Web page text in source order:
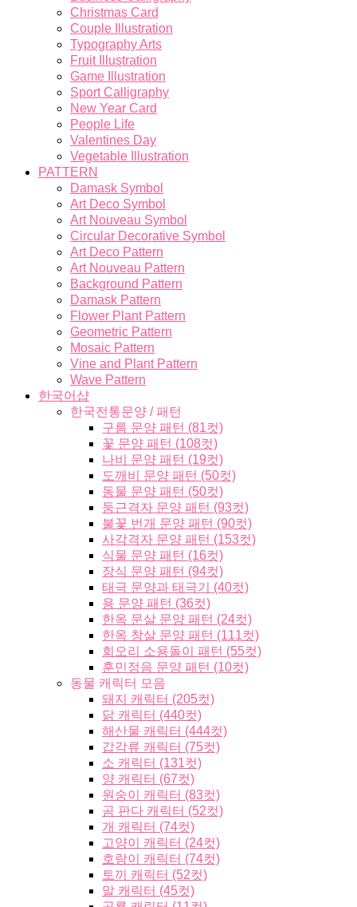
Christmas Card
Couple Illustration
Typography Arts
Fruit Illustration
Game Illustration
Sport Calligraphy
New Year Card
People Life
Valentines Day
Vegetable Illustration
PATTERN
Damask Symbol
Art Deco Symbol
Art Nouveau Symbol
Circular Decorative Symbol
Art Deco Pattern
Art Nouveau Pattern
Background Pattern
Damask Pattern
Flower Plant Pattern
Geometric Pattern
Mosaic Pattern
Vine and Plant Pattern
Wave Pattern
한국어샵
한국전통문양 / 패턴
구름 문양 패턴 (81컷)
꽃 문양 패턴 (108컷)
나비 문양 패턴 (19컷)
도깨비 문양 패턴 (50컷)
동물 문양 패턴 (50컷)
둥근격자 문양 패턴 (93컷)
불꽃 번개 문양 패턴 (90컷)
사각격자 문양 패턴 (153컷)
식물 문양 패턴 (16컷)
장식 문양 패턴 (94컷)
태극 문양과 태극기 (40컷)
용 문양 패턴 (36컷)
한옥 문살 문양 패턴 (24컷)
한옥 창살 문양 패턴 (111컷)
회오리 소용돌이 패턴 (55컷)
훈민정음 문양 패턴 (10컷)
동물 캐릭터 모음
돼지 캐릭터 (205컷)
닭 캐릭터 (440컷)
해산물 캐릭터 (444컷)
갑각류 캐릭터 (75컷)
소 캐릭터 (131컷)
양 캐릭터 (67컷)
원숭이 캐릭터 (83컷)
곰 판다 캐릭터 (52컷)
개 캐릭터 (74컷)
고양이 캐릭터 (24컷)
호랑이 캐릭터 (74컷)
토끼 캐릭터 (52컷)
말 캐릭터 (45컷)